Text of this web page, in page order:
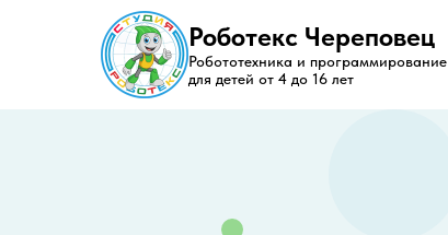
Роботекс Череповец
Робототехника и программирование
для детей от 4 до 16 лет